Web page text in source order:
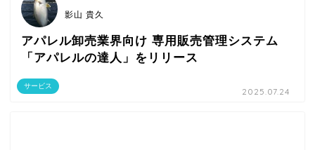
サービス
影山 貴久
アパレル卸売業界向け 専用販売管理システム
「アパレルの達人」をリリース
2025.07.24